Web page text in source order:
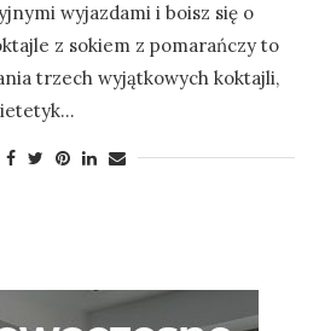
wyjazdami i boisz się o
z sokiem z pomarańczy to
trzech wyjątkowych koktajli,